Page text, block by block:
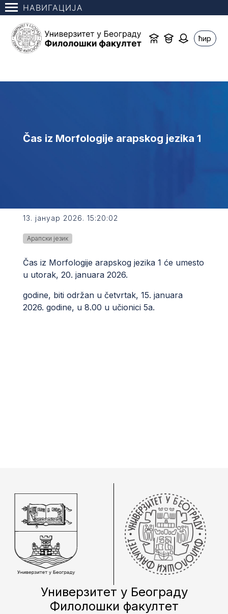
НАВИГАЦИЈА
ћир
Čas iz Morfologije arapskog jezika 1
13. јануар 2026. 15:20:02
Арапски језик
Čas iz Morfologije arapskog jezika 1 će umesto
u utorak, 20. januara 2026.
godine, biti održan u četvrtak, 15. januara
2026. godine, u 8.00 u učionici 5a.
Универзитет у Београду
Филолошки факултет